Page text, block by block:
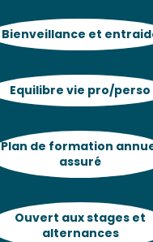
Bienveillance et
Equilibre vie pro/perso
Plan de formation
assuré
Ouvert aux stages et
alternances